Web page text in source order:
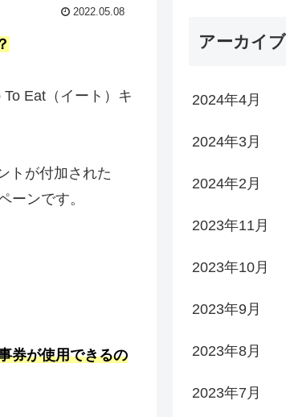
2022.05.08
Eat（イート）キ
トが付加された
ーンです。
券が使用できるの
アーカイブ
2024年4月
2024年3月
2024年2月
2023年11月
2023年10月
2023年9月
2023年8月
2023年7月